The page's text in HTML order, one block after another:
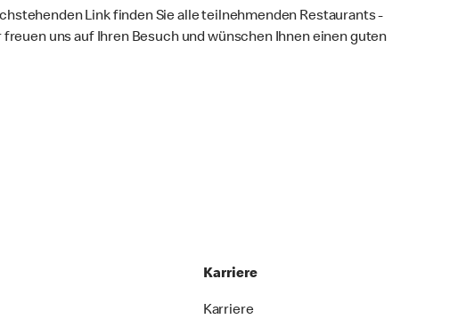
Link finden Sie alle teilnehmenden Restaurants -
uns auf Ihren Besuch und wünschen Ihnen einen guten
Karriere
Karriere